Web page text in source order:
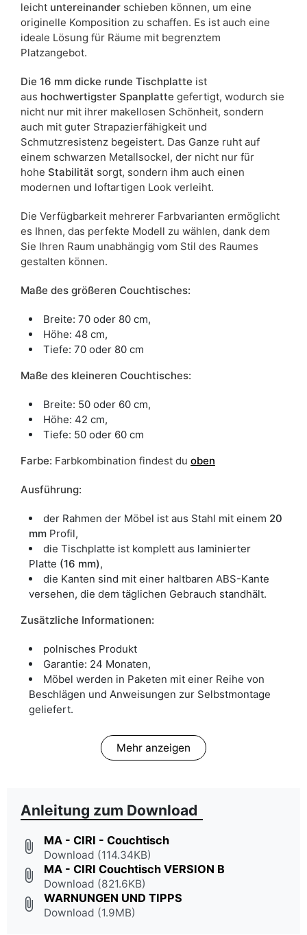
leicht untereinander schieben können, um eine
originelle Komposition zu schaffen. Es ist auch eine
ideale Lösung für Räume mit begrenztem
Platzangebot.
Die 16 mm dicke runde Tischplatte ist
aus hochwertigster Spanplatte gefertigt, wodurch sie
nicht nur mit ihrer makellosen Schönheit, sondern
auch mit guter Strapazierfähigkeit und
Schmutzresistenz begeistert. Das Ganze ruht auf
einem schwarzen Metallsockel, der nicht nur für
hohe Stabilität sorgt, sondern ihm auch einen
modernen und loftartigen Look verleiht.
Die Verfügbarkeit mehrerer Farbvarianten ermöglicht
es Ihnen, das perfekte Modell zu wählen, dank dem
Sie Ihren Raum unabhängig vom Stil des Raumes
gestalten können.
Maße des größeren Couchtisches:
Breite: 70 oder 80 cm,
Höhe: 48 cm,
Tiefe: 70 oder 80 cm
Maße des kleineren Couchtisches:
Breite: 50 oder 60 cm,
Höhe: 42 cm,
Tiefe: 50 oder 60 cm
Farbe: Farbkombination findest du oben
Ausführung:
der Rahmen der Möbel ist aus Stahl mit einem 20
mm Profil,
die Tischplatte ist komplett aus laminierter
Platte (16 mm),
die Kanten sind mit einer haltbaren ABS-Kante
versehen, die dem täglichen Gebrauch standhält.
Zusätzliche Informationen:
polnisches Produkt
Garantie: 24 Monaten,
Möbel werden in Paketen mit einer Reihe von
Beschlägen und Anweisungen zur Selbstmontage
geliefert.
Mehr anzeigen
Anleitung zum Download
attach_file MA - CIRI - Couchtisch
Download (114.34KB)
attach_file MA - CIRI Couchtisch VERSION B
Download (821.6KB)
attach_file WARNUNGEN UND TIPPS
Download (1.9MB)